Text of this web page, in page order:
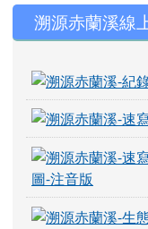
右邊區域內容
溯源赤蘭溪線
圖-注音版